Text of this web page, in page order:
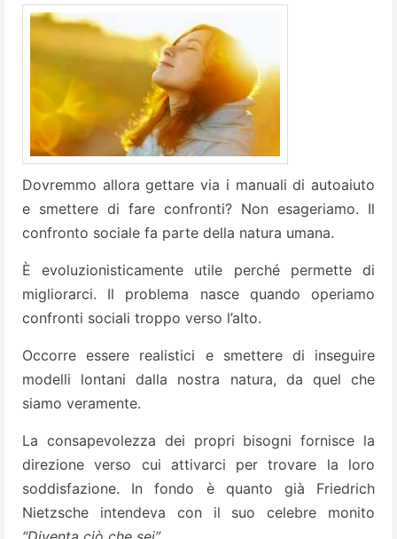
Dovremmo allora gettare via i manuali di autoaiuto
e smettere di fare confronti? Non esageriamo. Il
confronto sociale fa parte della natura umana.
È evoluzionisticamente utile perché permette di
migliorarci. Il problema nasce quando operiamo
confronti sociali troppo verso l’alto.
Occorre essere realistici e smettere di inseguire
modelli lontani dalla nostra natura, da quel che
siamo veramente.
La consapevolezza dei propri bisogni fornisce la
direzione verso cui attivarci per trovare la loro
soddisfazione. In fondo è quanto già Friedrich
Nietzsche intendeva con il suo celebre monito